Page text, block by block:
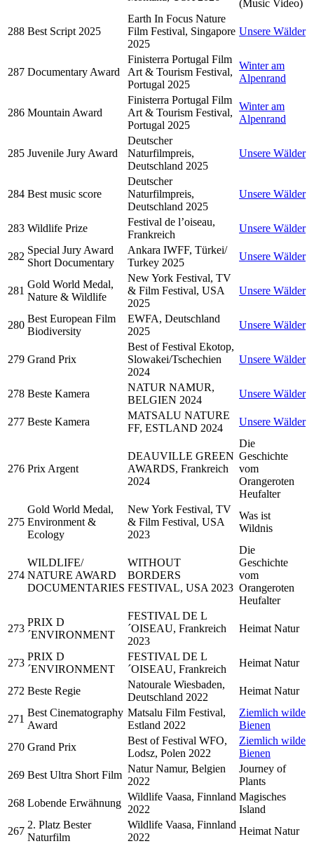
(Music Video)
288 Best Script 2025
Earth In Focus Nature
Film Festival, Singapore
2025
Unsere Wälder
287 Documentary Award
Finisterra Portugal Film
Art & Tourism Festival,
Portugal 2025
Winter am
Alpenrand
286 Mountain Award
Finisterra Portugal Film
Art & Tourism Festival,
Portugal 2025
Winter am
Alpenrand
285 Juvenile Jury Award
Deutscher
Naturfilmpreis,
Deutschland 2025
Unsere Wälder
284 Best music score
Deutscher
Naturfilmpreis,
Deutschland 2025
Unsere Wälder
283 Wildlife Prize
Festival de l’oiseau,
Frankreich
Unsere Wälder
282
Special Jury Award
Short Documentary
Ankara IWFF, Türkei/
Turkey 2025
Unsere Wälder
281
Gold World Medal,
Nature & Wildlife
New York Festival, TV
& Film Festival, USA
2025
Unsere Wälder
280
Best European Film
Biodiversity
EWFA, Deutschland
2025
Unsere Wälder
279 Grand Prix
Best of Festival Ekotop,
Slowakei/Tschechien
2024
Unsere Wälder
278 Beste Kamera
NATUR NAMUR,
BELGIEN 2024
Unsere Wälder
277 Beste Kamera
MATSALU NATURE
FF, ESTLAND 2024
Unsere Wälder
276 Prix Argent
DEAUVILLE GREEN
AWARDS, Frankreich
2024
Die
Geschichte
vom
Orangeroten
Heufalter
275
Gold World Medal,
Environment &
Ecology
New York Festival, TV
& Film Festival, USA
2023
Was ist
Wildnis
274
WILDLIFE/
NATURE AWARD
DOCUMENTARIES
WITHOUT
BORDERS
FESTIVAL, USA 2023
Die
Geschichte
vom
Orangeroten
Heufalter
273
PRIX D
´ENVIRONMENT
FESTIVAL DE L
´OISEAU, Frankreich
2023
Heimat Natur
273
PRIX D
´ENVIRONMENT
FESTIVAL DE L
´OISEAU, Frankreich
Heimat Natur
272 Beste Regie
Natourale Wiesbaden,
Deutschland 2022
Heimat Natur
271
Best Cinematography
Award
Matsalu Film Festival,
Estland 2022
Ziemlich wilde
Bienen
270 Grand Prix
Best of Festival WFO,
Lodsz, Polen 2022
Ziemlich wilde
Bienen
269 Best Ultra Short Film
Natur Namur, Belgien
2022
Journey of
Plants
268 Lobende Erwähnung
Wildlife Vaasa, Finnland
2022
Magisches
Island
267
2. Platz Bester
Naturfilm
Wildlife Vaasa, Finnland
2022
Heimat Natur